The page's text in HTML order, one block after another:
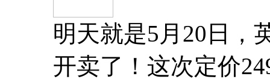
明天就是5月20日，
开卖了！这次定价